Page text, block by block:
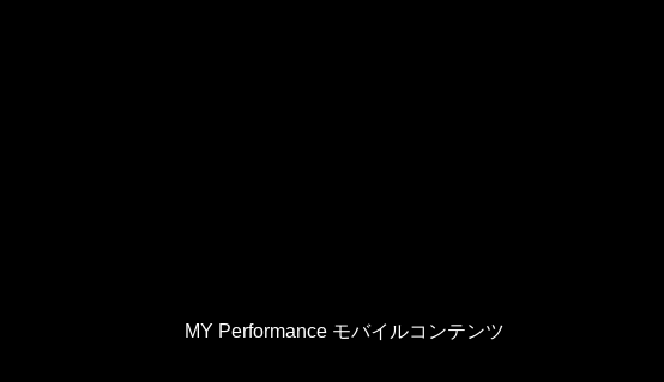
MY Performance モバイルコンテンツ